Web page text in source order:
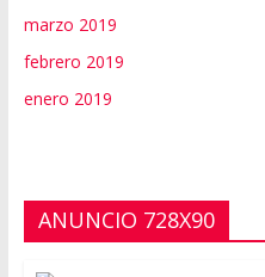
marzo 2019
febrero 2019
enero 2019
ANUNCIO 728X90